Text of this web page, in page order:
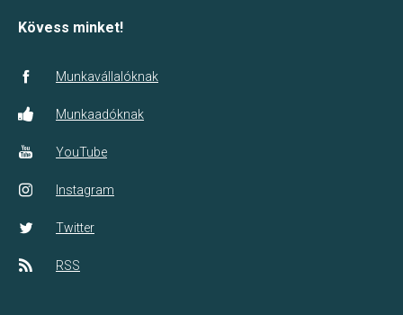
Kövess minket!
Munkavállalóknak
Munkaadóknak
YouTube
Instagram
Twitter
RSS